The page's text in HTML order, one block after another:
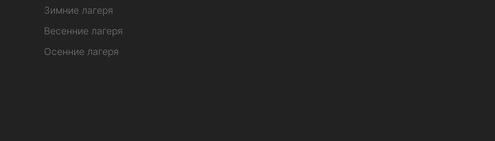
Зимние лагеря
Весенние лагеря
Осенние лагеря